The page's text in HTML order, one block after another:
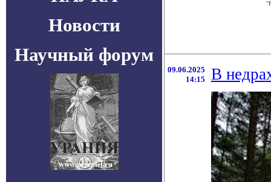
Новости
Научный форум
09.06.2025
14:15
В